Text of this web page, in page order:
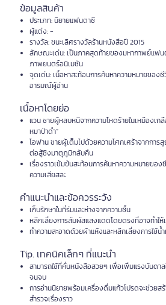
ข้อมูลสินค้า
ประเภท: นิยายแฟนตาซี
ผู้แต่ง: -
รางวัล: ชนะเลิศรางวัลร้านหนังสือปี 2015
ลักษณะเด่น: เป็นภาคสุดท้ายของมหากาพย์แฟ
ภาพยนตร์อนิเมชัน
จุดเด่น: เนื้อหาสะท้อนการค้นหาความหมายของ
อารมณ์ผู้อ่าน
เนื้อหาโดยย่อ
แวน ชายผู้หลบหนีจากความโหดร้ายในเหมืองเก
หมาป่าดำ”
โอฟาน ชายผู้เต็มไปด้วยความโศกเศร้าจากก
ต่อสู้ชิงมาตุภูมิกลับคืน
เรื่องราวเข้มข้นสะท้อนการค้นหาความหมายขอ
ความเสียสละ
คำแนะนำและข้อควรระวัง
เก็บรักษาในที่ร่มและห่างจากความชื้น
หลีกเลี่ยงการสัมผัสแสงแดดโดยตรงที่อาจทำให้
ทำความสะอาดด้วยผ้าแห้งและหลีกเลี่ยงการใช้น้
Tip. เทคนิคเล็กๆ ที่แนะนำ
สามารถใช้ที่คั่นหนังสือสวยๆ เพื่อเพิ่มแรงบันดา
จนจบ
การอ่านนิยายพร้อมเครื่องดื่มแก้วโปรดจะช่วยส
สำรวจเรื่องราว